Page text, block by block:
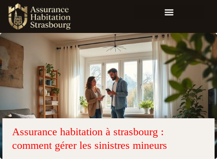
Assurance habitation à strasbourg :
comment gérer les sinistres mineurs